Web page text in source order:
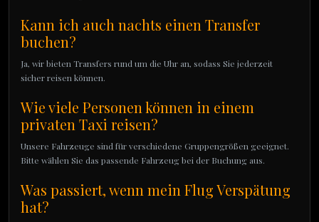
Kann ich auch nachts einen Transfer
buchen?
Ja, wir bieten Transfers rund um die Uhr an, sodass Sie jederzeit
sicher reisen können.
Wie viele Personen können in einem
privaten Taxi reisen?
Unsere Fahrzeuge sind für verschiedene Gruppengrößen geeignet.
Bitte wählen Sie das passende Fahrzeug bei der Buchung aus.
Was passiert, wenn mein Flug Verspätung
hat?